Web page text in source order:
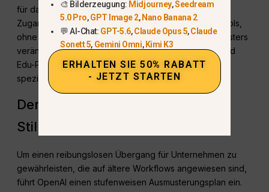
für das bisherige Denkmodell und bietet sofortigen
Zugang zu den neuen Steuerungs- und Recherchetools,
ohne dass die Grenzen des bestehenden Kontextfensters
verändert werden. Administratoren von Enterprise- und
Edu-Plänen können den frühen Zugriff über ihre
spezifischen Einstellungen aktivieren.
Der Zeitplan für die schrittweise
Stilllegung von GPT-5.2 Denken
Um einen reibungslosen Übergang für Unternehmen zu
gewährleisten, die auf ältere Workflows angewiesen sind,
führt OpenAI einen stufenweisen Ausmusterungsplan ein.
🎨 Bilderzeugung: Midjourney,Seedream
5.0 Pro,GPT Image 2, Nano Banana 2
💬 AI-Chat: GPT-5.6,Claude Opus 5,Claude
Sonett 5, Gemini Omni, Kimi K3
ERHALTEN SIE 50% RABATT
- JETZT STARTEN